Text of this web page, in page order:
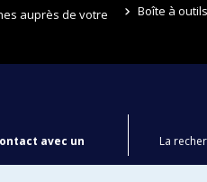
auprès de votre
Boîte à outils
avec un
La